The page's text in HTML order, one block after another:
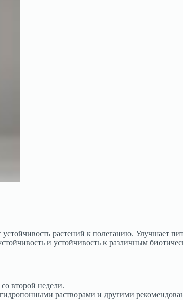
растений к полеганию. Улучшает
и устойчивость к различным
второй недели.
гидропонными растворами и другими